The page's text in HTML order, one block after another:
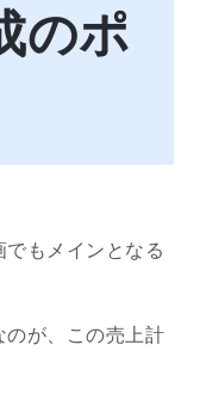
のポ
もメインとなる
のが、この売上計